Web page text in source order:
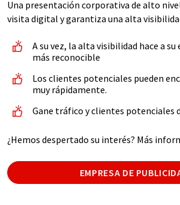
Una presentación corporativa de alto
visita digital y garantiza una alta
A su vez, la alta visibilidad hace a
más reconocible
Los clientes potenciales pueden
muy rápidamente.
Gane tráfico y clientes potenciales
¿Hemos despertado su interés? Más
EMPRESA DE